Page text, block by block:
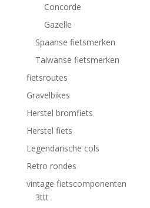
Concorde
Gazelle
Spaanse fietsmerken
Taiwanse fietsmerken
fietsroutes
Gravelbikes
Herstel bromfiets
Herstel fiets
Legendarische cols
Retro rondes
vintage fietscomponenten
3ttt